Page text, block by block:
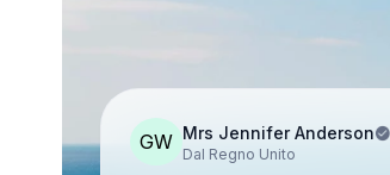
GW Mrs Jennifer Anderson
Dal Regno Unito